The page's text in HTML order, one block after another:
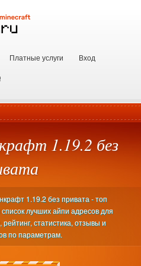
Платные услуги
Вход
1.19.2 без
1.19.2 без привата - топ
лучших айпи адресов для
статистика, отзывы и
по параметрам.